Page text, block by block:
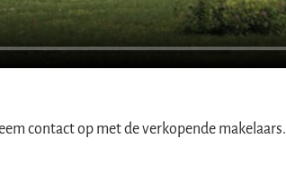
contact op met de verkopende makelaars.